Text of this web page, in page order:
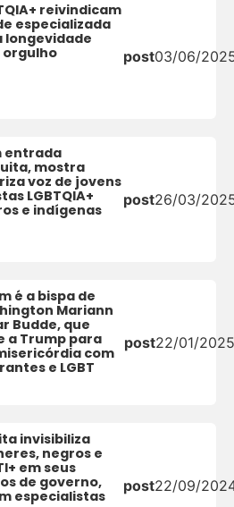
reivindicam
especializada
longevidade
orgulho
post03/06/
entrada
mostra
voz de jovens
LGBTQIA+
e indígenas
post26/03/
é a bispa de
Mariann
Budde, que
a Trump para
com
e LGBT
post22/01/
invisibiliza
negros e
em seus
de governo,
especialistas
post22/09/